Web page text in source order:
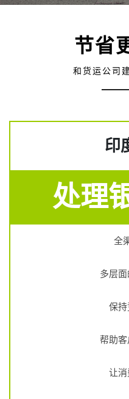
节省
和货运公司
印
处理
全
多层
保
帮助
让消